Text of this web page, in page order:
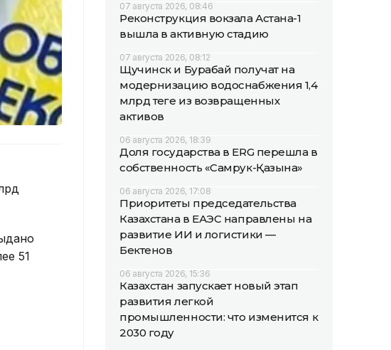
51
07 августа 2026, 08:46
Реконструкция вокзала Астана-1
вышла в активную стадию
07 августа 2026, 08:12
Щучинск и Бурабай получат на
модернизацию водоснабжения 1,4
млрд теңге из возвращенных
активов
06 августа 2026, 18:39
Доля государства в ERG перешла в
собственность «Самрук-Қазына»
06 августа 2026, 17:08
Приоритеты председательства
Казахстана в ЕАЭС направлены на
развитие ИИ и логистики —
Бектенов
06 августа 2026, 15:36
Казахстан запускает новый этап
развития легкой
промышленности: что изменится к
2030 году